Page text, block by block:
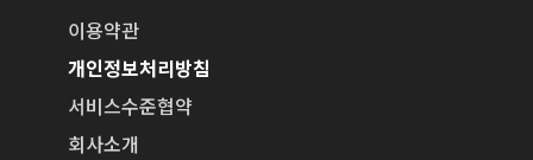
이용약관
개인정보처리방침
서비스수준협약
회사소개